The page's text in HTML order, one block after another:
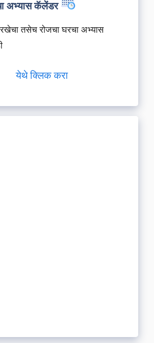
अभ्यास कॅलेंडर
तसेच रोजचा घरचा अभ्यास
येथे क्लिक करा